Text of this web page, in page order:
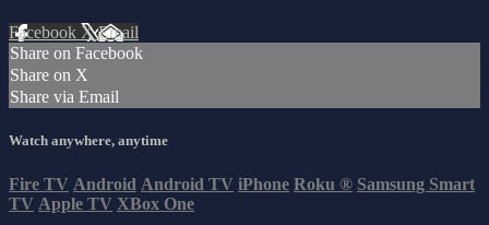
Facebook XEmail
Share on Facebook
Share on X
Share via Email
Watch anywhere, anytime
Fire TV Android Android TV iPhone Roku ® Samsung Smart
TV Apple TV XBox One